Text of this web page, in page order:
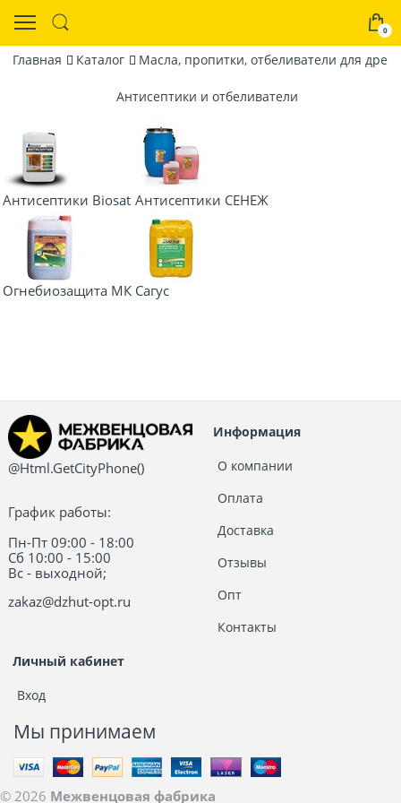
0
Главная Каталог Масла, пропитки, отбеливатели для
Антисептики и отбеливатели
Антисептики Biosat Антисептики СЕНЕЖ
Огнебиозащита МК Сагус
@Html.GetCityPhone()
График работы:
Пн-Пт 09:00 - 18:00
Сб 10:00 - 15:00
Вс - выходной;
zakaz@dzhut-opt.ru
Информация
О компании
Оплата
Доставка
Отзывы
Опт
Контакты
Личный кабинет
Вход
Мы принимаем
© 2026 Межвенцовая фабрика